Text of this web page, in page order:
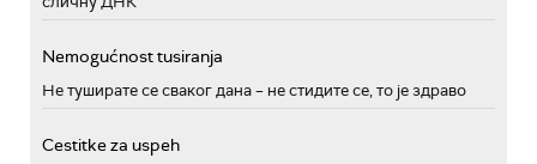
Nemogućnost tusiranja
Не туширате се сваког дана – не стидите се, то је здраво
Cestitke za uspeh